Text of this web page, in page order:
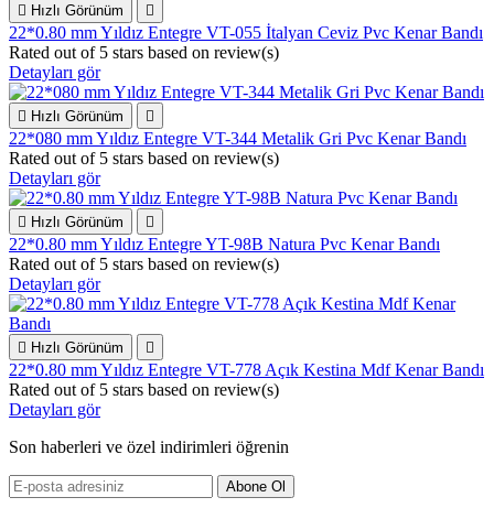
 Hızlı Görünüm 
22*0.80 mm Yıldız Entegre VT-055 İtalyan Ceviz Pvc Kenar Bandı
Rated out of 5 stars based on review(s)
Detayları gör
 Hızlı Görünüm 
22*080 mm Yıldız Entegre VT-344 Metalik Gri Pvc Kenar Bandı
Rated out of 5 stars based on review(s)
Detayları gör
 Hızlı Görünüm 
22*0.80 mm Yıldız Entegre YT-98B Natura Pvc Kenar Bandı
Rated out of 5 stars based on review(s)
Detayları gör
 Hızlı Görünüm 
22*0.80 mm Yıldız Entegre VT-778 Açık Kestina Mdf Kenar Bandı
Rated out of 5 stars based on review(s)
Detayları gör
Son haberleri ve özel indirimleri öğrenin